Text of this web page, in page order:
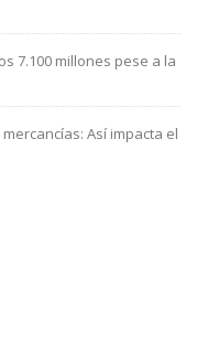
7.100 millones pese a la
Así impacta el